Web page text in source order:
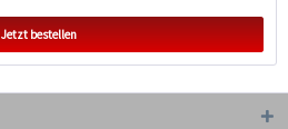
Jetzt bestellen